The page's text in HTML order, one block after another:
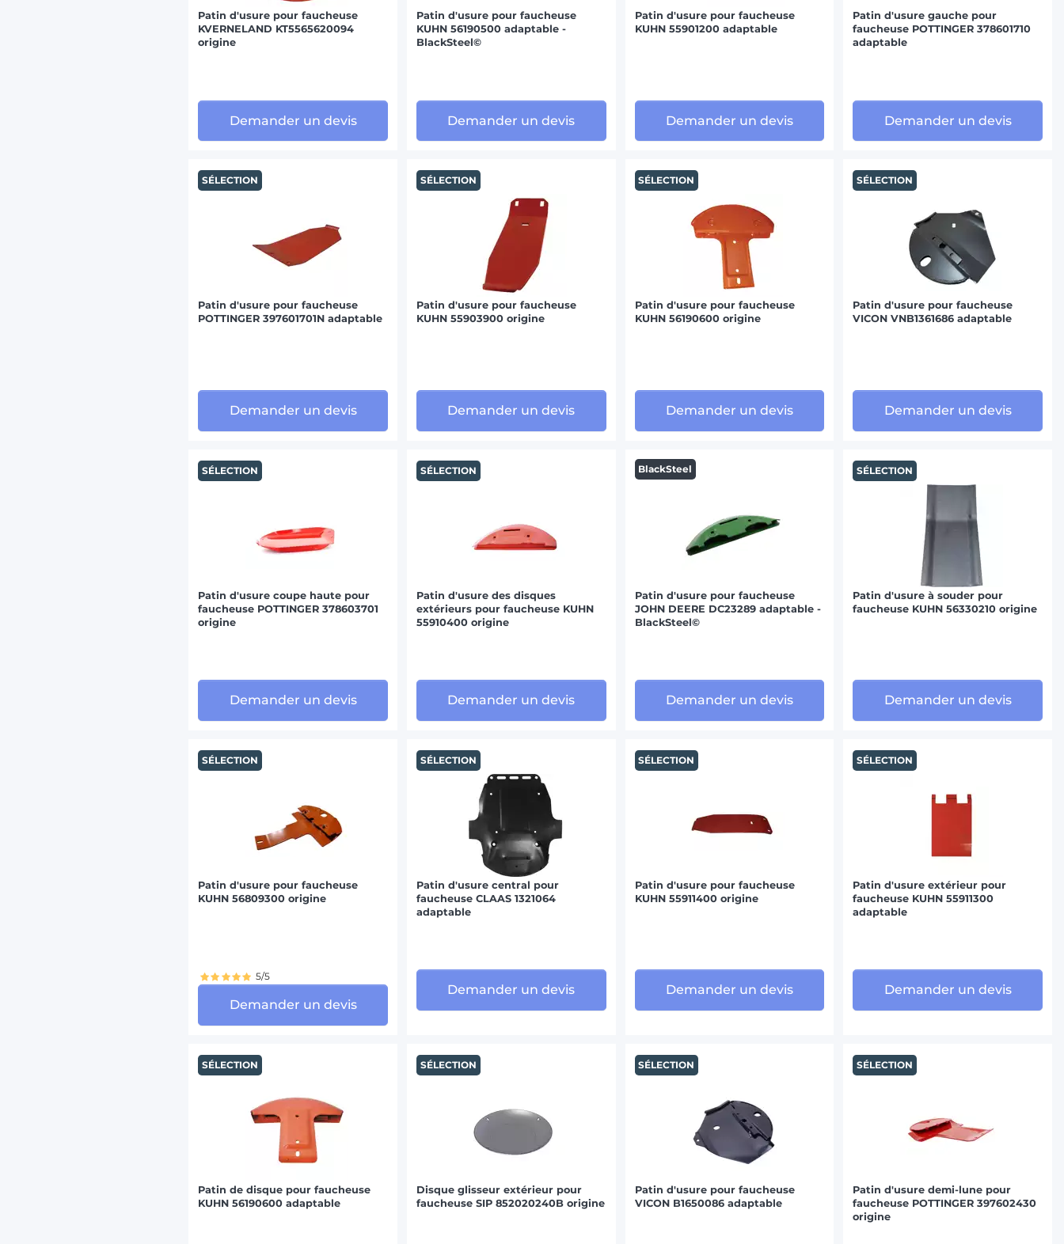
Patin d'usure pour faucheuse
KVERNELAND KT5565620094
origine
Demander un devis
Patin d'usure pour faucheuse
KUHN 56190500 adaptable -
BlackSteel©
Demander un devis
Patin d'usure pour faucheuse
KUHN 55901200 adaptable
Demander un devis
Patin d'usure gauche pour
faucheuse POTTINGER 378601710
adaptable
Demander un devis
SÉLECTION
Patin d'usure pour faucheuse
POTTINGER 397601701N adaptable
Demander un devis
SÉLECTION
Patin d'usure pour faucheuse
KUHN 55903900 origine
Demander un devis
SÉLECTION
Patin d'usure pour faucheuse
KUHN 56190600 origine
Demander un devis
SÉLECTION
Patin d'usure pour faucheuse
VICON VNB1361686 adaptable
Demander un devis
SÉLECTION
Patin d'usure coupe haute pour
faucheuse POTTINGER 378603701
origine
Demander un devis
SÉLECTION
Patin d'usure des disques
extérieurs pour faucheuse KUHN
55910400 origine
Demander un devis
BlackSteel
Patin d'usure pour faucheuse
JOHN DEERE DC23289 adaptable -
BlackSteel©
Demander un devis
SÉLECTION
Patin d'usure à souder pour
faucheuse KUHN 56330210 origine
Demander un devis
SÉLECTION
Patin d'usure pour faucheuse
KUHN 56809300 origine
5/5
Demander un devis
SÉLECTION
Patin d'usure central pour
faucheuse CLAAS 1321064
adaptable
Demander un devis
SÉLECTION
Patin d'usure pour faucheuse
KUHN 55911400 origine
Demander un devis
SÉLECTION
Patin d'usure extérieur pour
faucheuse KUHN 55911300
adaptable
Demander un devis
SÉLECTION
Patin de disque pour faucheuse
KUHN 56190600 adaptable
SÉLECTION
Disque glisseur extérieur pour
faucheuse SIP 852020240B origine
SÉLECTION
Patin d'usure pour faucheuse
VICON B1650086 adaptable
SÉLECTION
Patin d'usure demi-lune pour
faucheuse POTTINGER 397602430
origine